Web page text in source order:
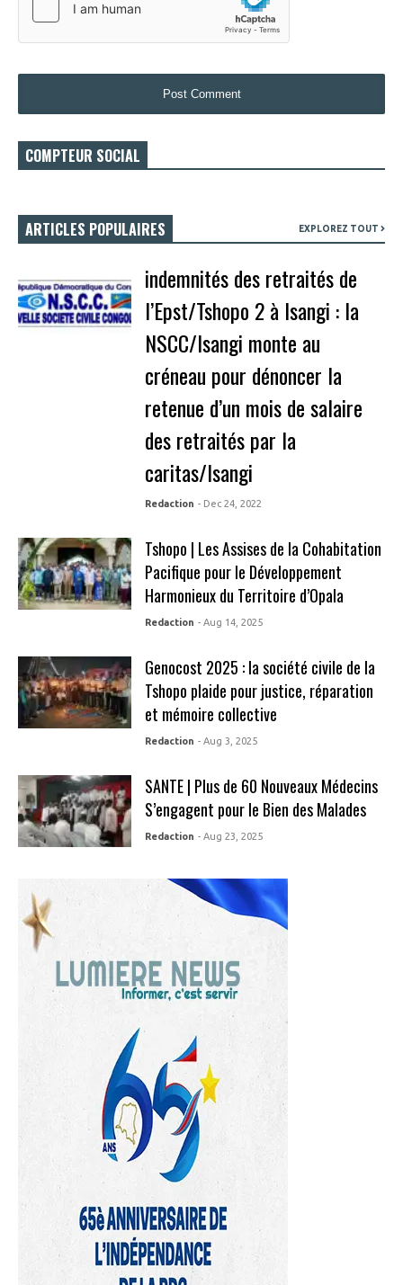
COMPTEUR SOCIAL
ARTICLES POPULAIRES EXPLOREZ TOUT
indemnités des retraités de
l’Epst/Tshopo 2 à Isangi : la
NSCC/Isangi monte au
créneau pour dénoncer la
retenue d’un mois de salaire
des retraités par la
caritas/Isangi
Redaction - Dec 24, 2022
Tshopo | Les Assises de la Cohabitation
Pacifique pour le Développement
Harmonieux du Territoire d’Opala
Redaction - Aug 14, 2025
Genocost 2025 : la société civile de la
Tshopo plaide pour justice, réparation
et mémoire collective
Redaction - Aug 3, 2025
SANTE | Plus de 60 Nouveaux Médecins
S’engagent pour le Bien des Malades
Redaction - Aug 23, 2025